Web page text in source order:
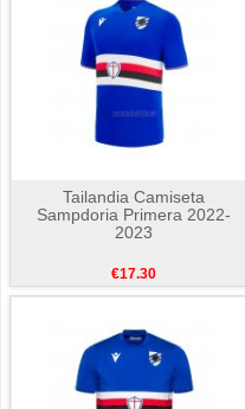
Tailandia Camiseta
Sampdoria Primera 2022-
2023
€17.30